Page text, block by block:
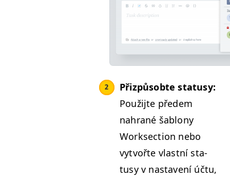
Přizpů­sobte sta­tusy:
Použi­jte pře­dem
nahrané šablony
Work­sec­tion nebo
vytvořte vlast­ní sta­
tusy v nas­tavení účtu,